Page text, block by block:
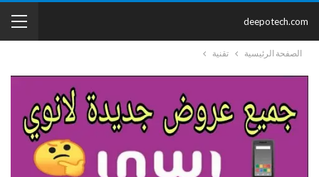
deepotech.com
الصفحة الرئيسية تقنية